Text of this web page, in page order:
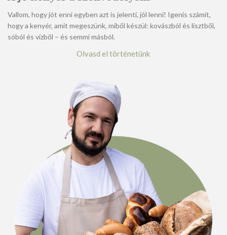
Vallom, hogy jót enni egyben azt is jelenti, jól lenni! Igenis számít,
hogy a kenyér, amit megeszünk, miből készül: kovászból és lisztből,
sóból és vízből – és semmi másból.
Olvasd el történetünk